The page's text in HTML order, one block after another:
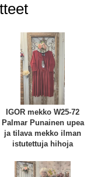
IGOR mekko W25-72
Palmar Punainen upea
ja tilava mekko ilman
istutettuja hihoja